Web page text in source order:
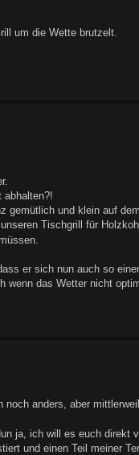
um die Wette brutzelt.
abhalten?!
gemütlich und klein auf
Tischgrill für
er sich nun auch so
wenn das Wetter nicht
anders, aber
ja, ich will es euch direkt
und einen Teil meiner